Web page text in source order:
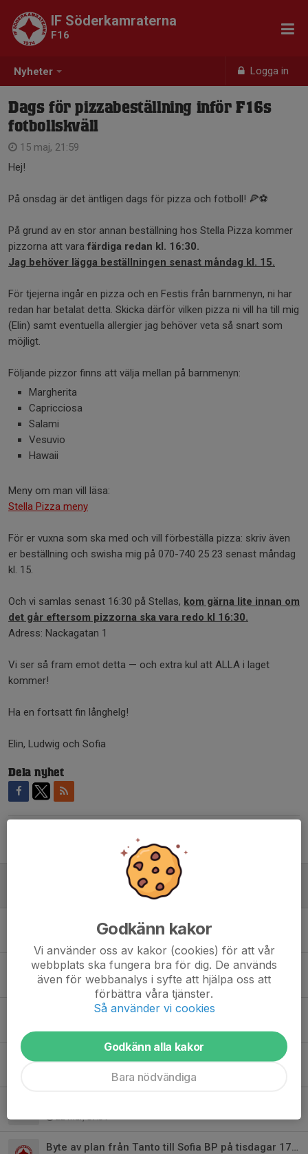
Nyheter Logga in
IF Söderkamraterna
F16
Dags för pizzabeställning inför F16s
fotbollskväll
15 maj, 21:59
Hej!
På onsdag är det äntligen dags för pizza och fotboll! 🍕⚽
På grund av en stor annan beställning hos Stella Pizza kommer
pizzorna att vara färdiga redan kl. 16:30.
Jag behöver lägga beställningen senast måndag kl. 15.
För tjejerna ingår en pizza och en Festis från barnmenyn, ni har
redan har betalat detta. Skicka därför vilken pizza ni vill ha till mig
(Elin) samt eventuella allergier jag behöver veta så snart som
möjligt.
Följande pizzor finns att välja mellan på barnmenyn:
Margherita
Capricciosa
Salami
Vesuvio
Hawaii
Meny om man vill läsa:
Stella Pizza meny
För er vuxna som ska med och vill förbeställa pizza: skriv även
er beställning och swisha mig på 070-740 25 23 senast måndag
kl. 15.
Och vi samlas senast 16:30 på Stellas, kom gärna lite innan om
det går eftersom pizzorna ska vara redo kl 16:30.
Adress: Nackagatan 1
Vi ser så fram emot detta — och extra kul att ALLA i laget
kommer!
Ha en fortsatt fin långhelg!
Elin, Ludwig och Sofia
Dela nyhet
Dags för pizzabeställning inför F16s fotbollskväll
Ingen träning på onsdag
11 maj, 08:48
Anmälan till matcher
27 apr, 20:40
Fotbollskväll med laget 20:e Maj!
22 mar, 07:31
Byte av plan från Tanto till Sofia BP på tisdagar 17-18
Godkänn kakor
Vi använder oss av kakor (cookies) för att vår
webbplats ska fungera bra för dig. De används
även för webbanalys i syfte att hjälpa oss att
förbättra våra tjänster.
Så använder vi cookies
Godkänn alla kakor
Bara nödvändiga